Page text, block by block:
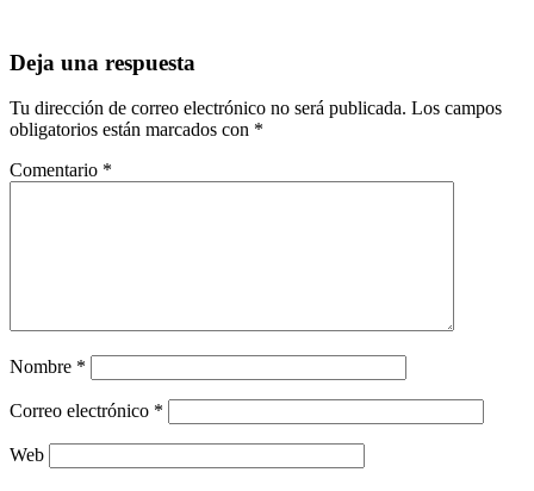
Deja una respuesta
Tu dirección de correo electrónico no será publicada. Los campos
obligatorios están marcados con *
Comentario *
Nombre *
Correo electrónico *
Web